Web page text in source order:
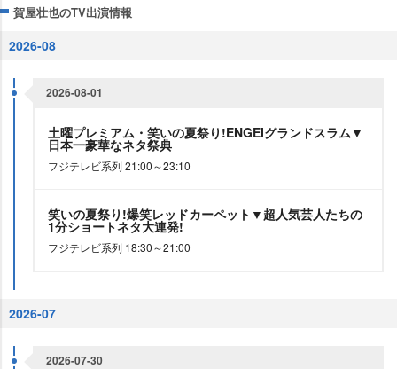
賀屋壮也のTV出演情報
2026-08
2026-08-01
土曜プレミアム・笑いの夏祭り!ENGEIグランドスラム▼
日本一豪華なネタ祭典
フジテレビ系列 21:00～23:10
笑いの夏祭り!爆笑レッドカーペット▼超人気芸人たちの
1分ショートネタ大連発!
フジテレビ系列 18:30～21:00
2026-07
2026-07-30